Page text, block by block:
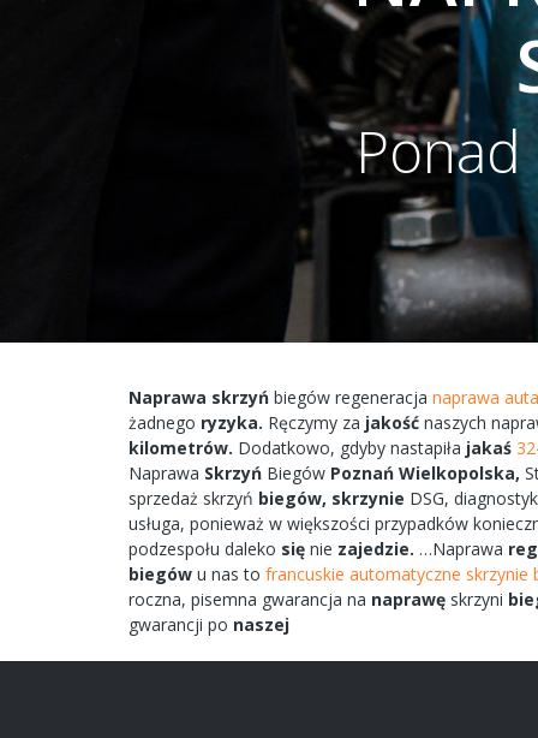
Naprawa skrzyń biegów regeneracja naprawa
żadnego ryzyka. Ręczymy za jakość naszych
kilometrów. Dodatkowo, gdyby nastapiła jakaś
Naprawa Skrzyń Biegów Poznań Wielkopolska,
sprzedaż skrzyń biegów, skrzynie DSG,
usługa, ponieważ w większości przypadków
podzespołu daleko się nie zajedzie. …Naprawa
biegów u nas to francuskie automatyczne
roczna, pisemna gwarancja na naprawę skrzyni
gwarancji po naszej